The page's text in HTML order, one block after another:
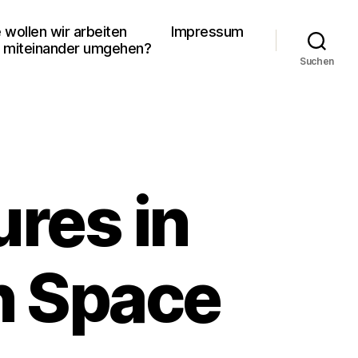
wollen wir arbeiten
miteinander umgehen?
Impressum
Suchen
in
Space